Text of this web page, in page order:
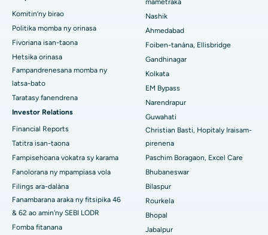
Hopitaly tsara indrindra ao Waltair Main Road, Visakhapatnam
Hopitaly tsara indrindra ao amin'ny lalana Subhash Nagar,
Hopitaly tsara indrindra any Managari, Karaikudi
Hopitaly tsara indrindra ao Arepally, Warangal
Hopitaly tsara indrindra ao amin'ny Arera Colony, Bhopal
Hopitaly tsara indrindra any Jayanagar, Bangalore
Hopitaly tsara indrindra ao KK Nagar, Madurai
Hopitaly tsara indrindra any Ramji Nagar, Nellore
Hopitaly tsara indrindra ao amin'ny Sector-19, Rourkela
Komitin’ny birao
Politika momba ny orinasa
Fivoriana isan-taona
Hetsika orinasa
Fampandrenesana momba ny
latsa-bato
Taratasy fanendrena
Investor Relations
Financial Reports
Tatitra isan-taona
Fampisehoana vokatra sy karama
Fanolorana ny mpampiasa vola
Filings ara-dalàna
Fanambarana araka ny fitsipika 46
& 62 ao amin'ny SEBI LODR
Fomba fitanana
mametraka
Nashik
Ahmedabad
Foiben-tanàna, Ellisbridge
Gandhinagar
Kolkata
EM Bypass
Narendrapur
Guwahati
Christian Basti, Hopitaly Iraisam-
pirenena
Paschim Boragaon, Excel Care
Bhubaneswar
Bilaspur
Rourkela
Bhopal
Jabalpur